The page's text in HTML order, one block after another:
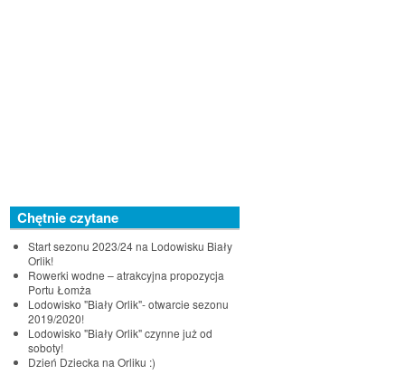
Chętnie czytane
Start sezonu 2023/24 na Lodowisku Biały
Orlik!
Rowerki wodne – atrakcyjna propozycja
Portu Łomża
Lodowisko "Biały Orlik"- otwarcie sezonu
2019/2020!
Lodowisko "Biały Orlik" czynne już od
soboty!
Dzień Dziecka na Orliku :)